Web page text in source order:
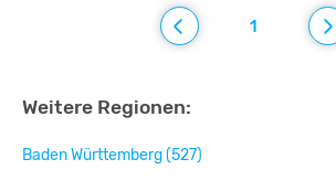
1
Weitere Regionen:
Baden Württemberg (527)